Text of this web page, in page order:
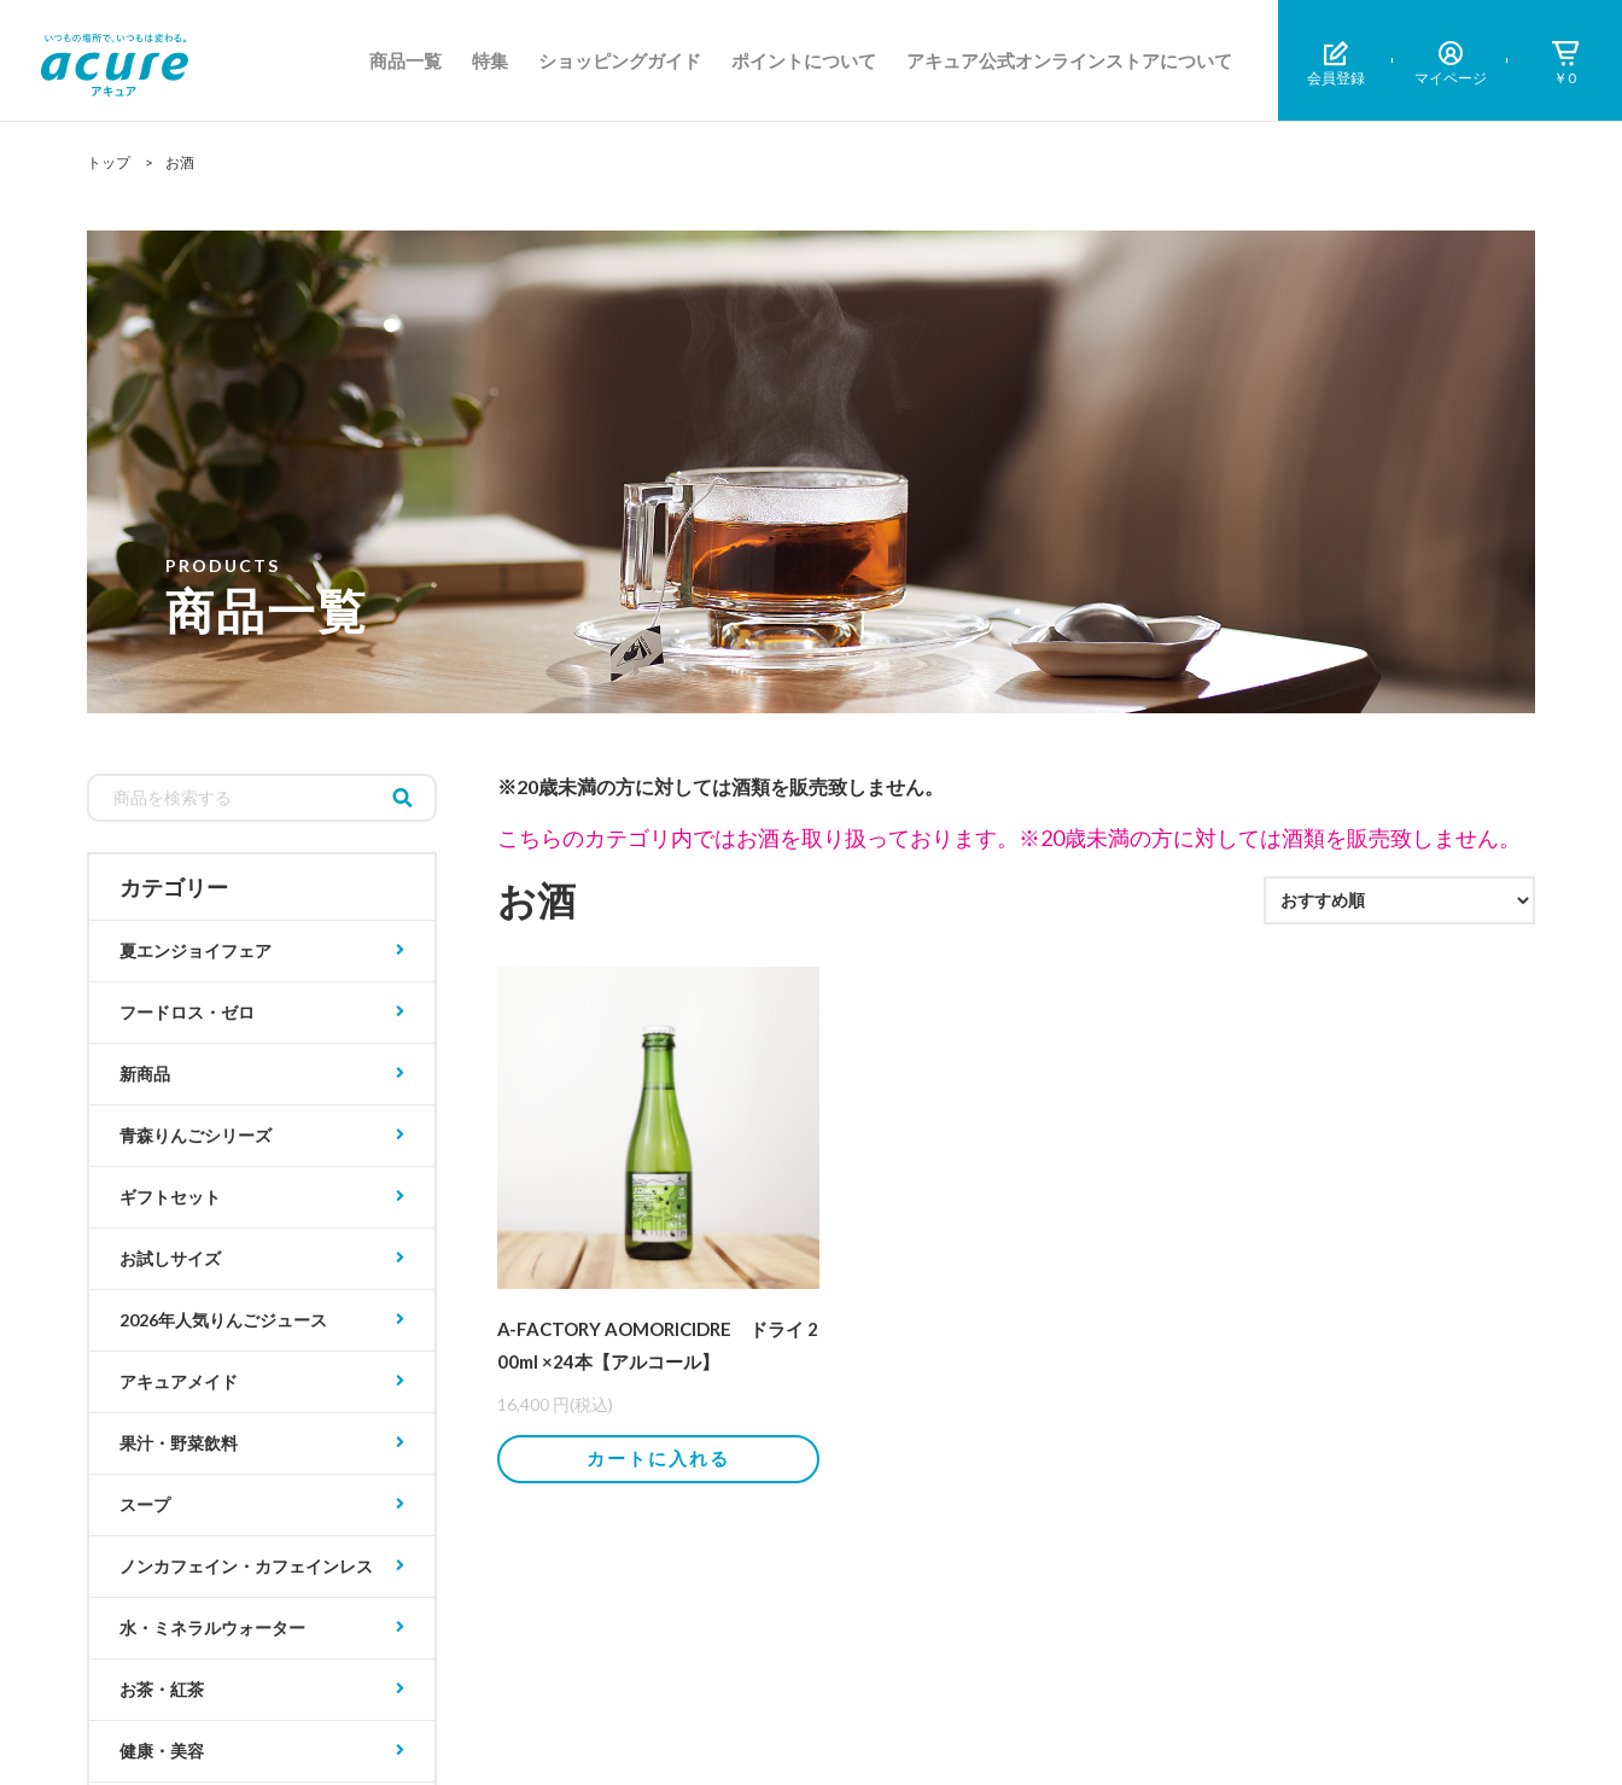
商品一覧 特集 ショッピングガイド ポイントについて アキュア公式オンラインストアについて
会員登録 マイページ ￥0
トップ お酒
PRODUCTS
商品一覧
カテゴリー
夏エンジョイフェア
フードロス・ゼロ
新商品
青森りんごシリーズ
ギフトセット
お試しサイズ
2026年人気りんごジュース
アキュアメイド
果汁・野菜飲料
スープ
ノンカフェイン・カフェインレス
水・ミネラルウォーター
お茶・紅茶
健康・美容
※20歳未満の方に対しては酒類を販売致しません。
こちらのカテゴリ内ではお酒を取り扱っております。※20歳未満の方に対しては酒類を販売致しません。
お酒
A-FACTORY AOMORICIDRE ドライ 2
00ml ×24本【アルコール】
16,400 円(税込)
カートに入れる